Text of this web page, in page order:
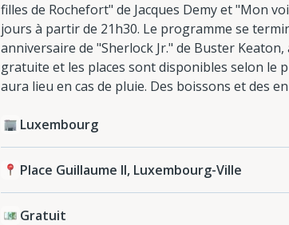
filles de Rochefort" de Jacques Demy et "Mon
jours à partir de 21h30. Le programme se
anniversaire de "Sherlock Jr." de Buster
gratuite et les places sont disponibles selon le
aura lieu en cas de pluie. Des boissons et des
Luxembourg
Place Guillaume II, Luxembourg-Ville
Gratuit